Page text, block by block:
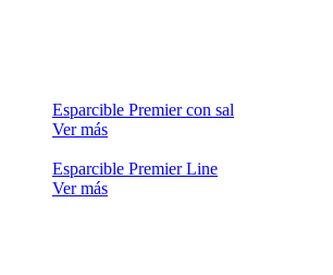
Esparcible Premier con sal
Ver más
Esparcible Premier Line
Ver más